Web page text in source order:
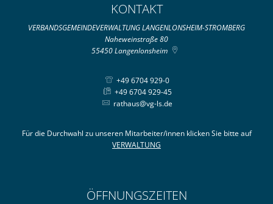
KONTAKT
VERBANDSGEMEINDEVERWALTUNG LANGENLONSHEIM-STROMBERG
Naheweinstraße 80
55450 Langenlonsheim
+49 6704 929-0
+49 6704 929-45
rathaus@vg-ls.de
Für die Durchwahl zu unseren Mitarbeiter/innen klicken Sie bitte auf
VERWALTUNG
ÖFFNUNGSZEITEN